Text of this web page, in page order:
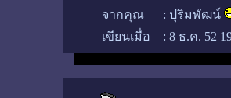
จากคุณ : ปุริมพัฒน์
เขียนเมื่อ
: 8 ธ.ค. 52